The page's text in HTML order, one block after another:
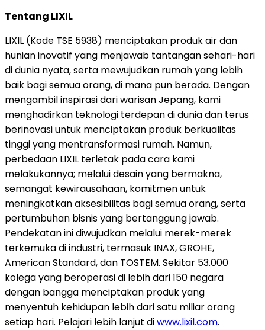
Tentang LIXIL
LIXIL (Kode TSE 5938) menciptakan produk air dan
hunian inovatif yang menjawab tantangan sehari-hari
di dunia nyata, serta mewujudkan rumah yang lebih
baik bagi semua orang, di mana pun berada. Dengan
mengambil inspirasi dari warisan Jepang, kami
menghadirkan teknologi terdepan di dunia dan terus
berinovasi untuk menciptakan produk berkualitas
tinggi yang mentransformasi rumah. Namun,
perbedaan LIXIL terletak pada cara kami
melakukannya; melalui desain yang bermakna,
semangat kewirausahaan, komitmen untuk
meningkatkan aksesibilitas bagi semua orang, serta
pertumbuhan bisnis yang bertanggung jawab.
Pendekatan ini diwujudkan melalui merek-merek
terkemuka di industri, termasuk INAX, GROHE,
American Standard, dan TOSTEM. Sekitar 53.000
kolega yang beroperasi di lebih dari 150 negara
dengan bangga menciptakan produk yang
menyentuh kehidupan lebih dari satu miliar orang
setiap hari. Pelajari lebih lanjut diwww.lixil.com.